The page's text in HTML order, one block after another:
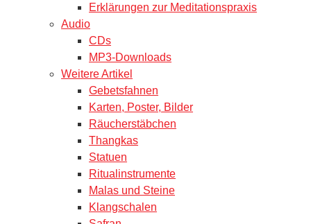
Erklärungen zur Meditationspraxis
Audio
CDs
MP3-Downloads
Weitere Artikel
Gebetsfahnen
Karten, Poster, Bilder
Räucherstäbchen
Thangkas
Statuen
Ritualinstrumente
Malas und Steine
Klangschalen